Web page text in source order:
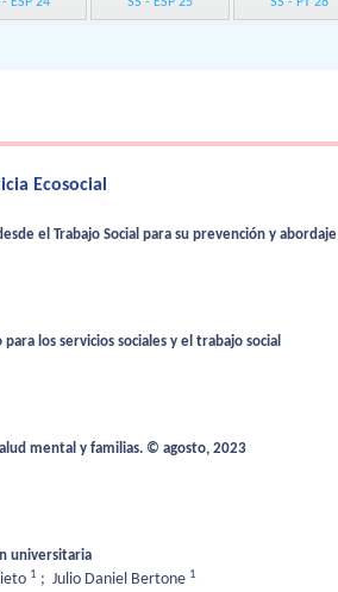
Ecosocial
el Trabajo Social para su prevención y abordaje
los servicios sociales y el trabajo social
mental y familias. © agosto, 2023
universitaria
1 ; Julio Daniel Bertone 1